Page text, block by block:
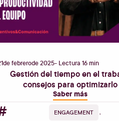
defebrerode2025- Lectura 16 min
Gestión del tiempo en el
consejos para optimizarlo
Saber más
ENGAGEMENT ,